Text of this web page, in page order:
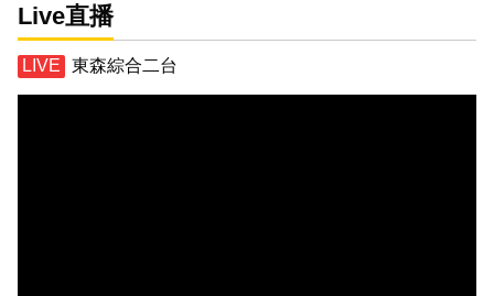
Live直播
東森綜合二台